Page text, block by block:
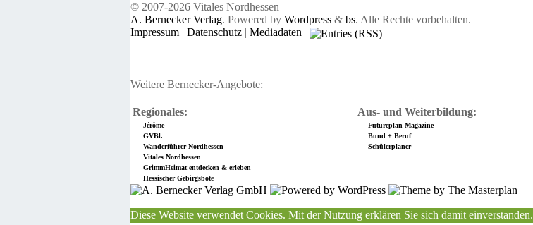
© 2007-2026 Vitales Nordhessen
A. Bernecker Verlag. Powered by Wordpress& bs. Alle Rechte vorbehalten.
Impressum| Datenschutz| Mediadaten
Weitere Bernecker-Angebote:
Regionales: Aus- und Weiterbildung:
Jérôme Futureplan Magazine
GVBl.
Bund + Beruf
Wanderführer Nordhessen
Schülerplaner
Vitales Nordhessen
GrimmHeimat entdecken & erleben
Hessischer Gebirgsbote
Diese Website verwendet Cookies. Mit der Nutzung erklären Sie sich damit einverstanden.